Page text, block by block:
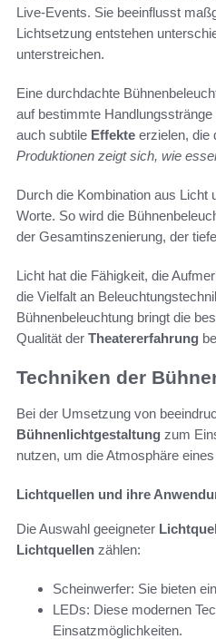
Live-Events. Sie beeinflusst
Lichtsetzung entstehen
unterstreichen.
Eine durchdachte
auf bestimmte
auch subtile Effekte erzielen, die
Produktionen zeigt sich, wie
Durch die Kombination aus Licht
Worte. So wird die
der Gesamtinszenierung, der
Licht hat die Fähigkeit, die
die Vielfalt an
Bühnenbeleuchtung bringt die
Qualität der Theatererfahrung
Techniken der
Bei der Umsetzung von
Bühnenlichtgestaltung zum
nutzen, um die Atmosphäre
Lichtquellen und ihre
Die Auswahl geeigneter
Lichtquellen zählen:
Scheinwerfer: Sie bieten
LEDs: Diese modernen
Einsatzmöglichkeiten.